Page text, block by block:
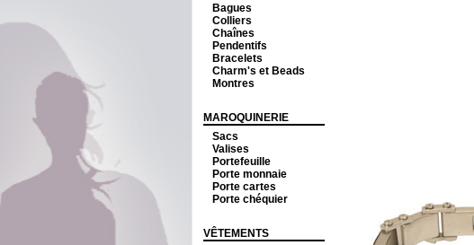
Bagues
Colliers
Chaînes
Pendentifs
Bracelets
Charm's et Beads
Montres
MAROQUINERIE
Sacs
Valises
Portefeuille
Porte monnaie
Porte cartes
Porte chéquier
VÊTEMENTS